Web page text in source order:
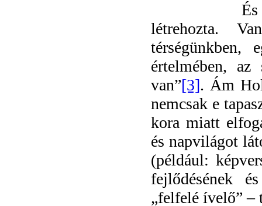
létrehozta.
térségünkben,
értelmében,
van”[3]. Ám
nemcsak e
kora miatt
és napvilágot
(például:
fejlődésének
„felfelé ívelő” –